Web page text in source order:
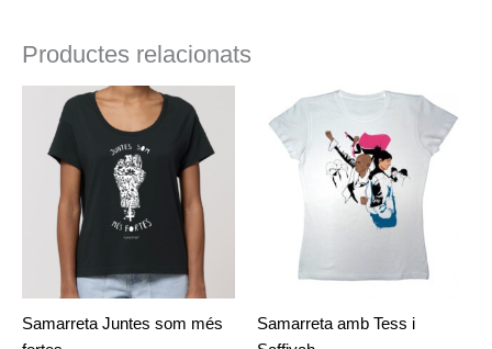
Productes relacionats
Samarreta Juntes som més
producte
triar
Samarreta amb Tess i